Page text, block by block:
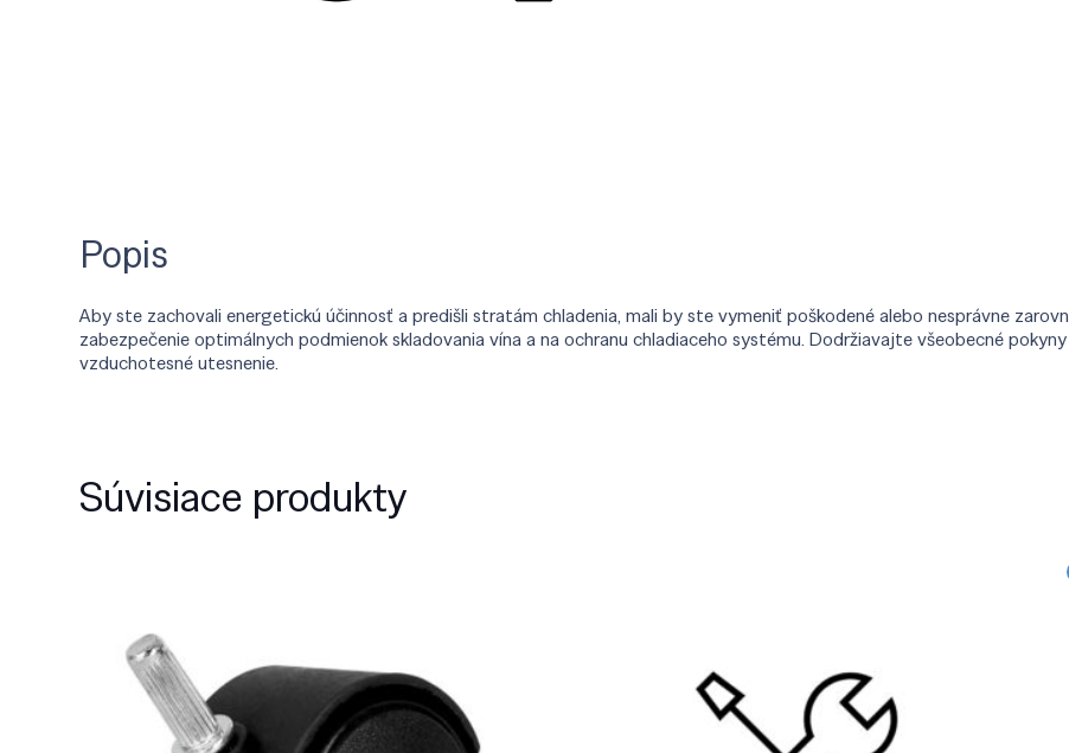
Popis
Aby ste zachovali energetickú účinnosť a predišli stratám chladenia, mali by ste vymeniť poškodené alebo nesprávne
zabezpečenie optimálnych podmienok skladovania vína a na ochranu chladiaceho systému. Dodržiavajte všeobecné
vzduchotesné utesnenie.
Súvisiace produkty